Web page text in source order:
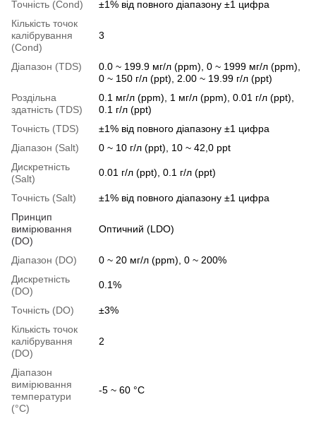
Точність (Cond)
±1% від повного діапазону ±1 цифра
Кількість точок
калібрування
(Cond)
3
Діапазон (TDS)
0.0 ~ 199.9 мг/л (ppm), 0 ~ 1999 мг/л (ppm),
0 ~ 150 г/л (ppt), 2.00 ~ 19.99 г/л (ppt)
Роздільна
здатність (TDS)
0.1 мг/л (ppm), 1 мг/л (ppm), 0.01 г/л (ppt),
0.1 г/л (ppt)
Точність (TDS)
±1% від повного діапазону ±1 цифра
Діапазон (Salt)
0 ~ 10 г/л (ppt), 10 ~ 42,0 ppt
Дискретність
(Salt)
0.01 г/л (ppt), 0.1 г/л (ppt)
Точність (Salt)
±1% від повного діапазону ±1 цифра
Принцип
вимірювання
(DO)
Оптичний (LDO)
Діапазон (DO)
0 ~ 20 мг/л (ppm), 0 ~ 200%
Дискретність
(DO)
0.1%
Точність (DO)
±3%
Кількість точок
калібрування
(DO)
2
Діапазон
вимірювання
температури
(°C)
-5 ~ 60 °C